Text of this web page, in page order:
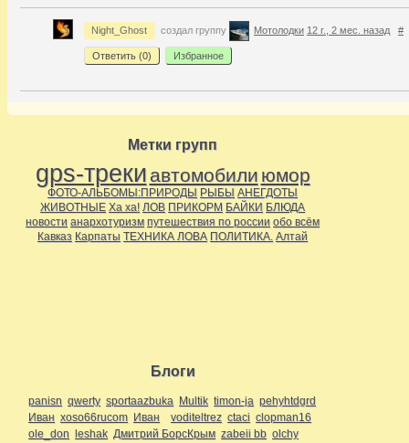
Night_Ghost создал группу Мотолодки 12 г., 2 мес. назад #
Ответить (0) Избранное
Метки групп
gps-треки автомобили юмор
ФОТО-АЛЬБОМЫ:ПРИРОДЫ РЫБЫ АНЕГДОТЫ
ЖИВОТНЫЕ Ха ха! ЛОВ ПРИКОРМ БАЙКИ БЛЮДА
новости анархотуризм путешествия по россии обо всём
Кавказ Карпаты ТЕХНИКА ЛОВА ПОЛИТИКА. Алтай
Блоги
panisn qwerty sportaazbuka Multik timon-ja pehyhtdgrd
Иван xoso66rucom Иван voditeltrez ctaci clopman16
ole_don leshak Дмитрий БорсКрым zabeii bb olchy